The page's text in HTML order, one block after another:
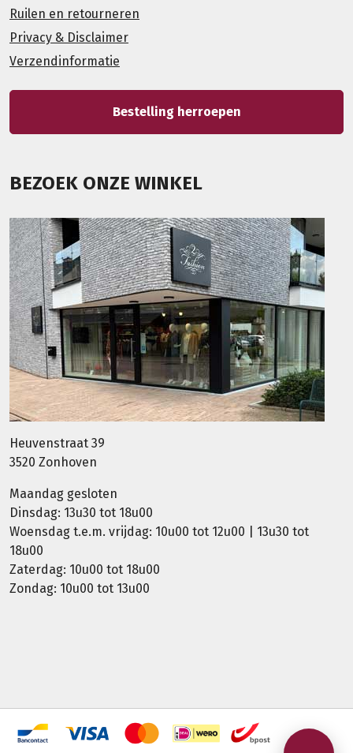
Ruilen en retourneren
Privacy & Disclaimer
Verzendinformatie
Bestelling herroepen
BEZOEK ONZE WINKEL
Heuvenstraat 39
3520 Zonhoven
Maandag gesloten
Dinsdag: 13u30 tot 18u00
Woensdag t.e.m. vrijdag: 10u00 tot 12u00 | 13u30 tot
18u00
Zaterdag: 10u00 tot 18u00
Zondag: 10u00 tot 13u00